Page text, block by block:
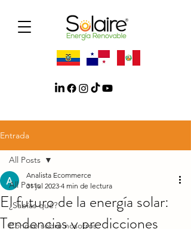
Entrada
All Posts
¿Sabías qué?
Conoce sobre nosotros
All Posts
El futuro de la energía solar:
Tendencias y predicciones
Analista Ecommerce
31 jul 2023 4 min de lectura